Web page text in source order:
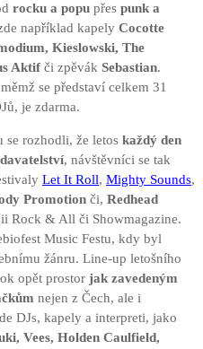
rocku a popu přes punk a
například kapely Cocotte
Kieslowski, The
Aktif či zpěvák Sebastian.
se představí celkem 31
je zdarma.
se rozhodli, že letos každý den
, návštěvníci se tak
Let It Roll, Mighty Sounds,
Promotion či, Redhead
Rock & All či Showmagazine.
Music Festu, kdy byl
žánru. Line-up letošního
opět prostor jak zavedeným
nejen z Čech, ale i
DJs, kapely a interpreti, jako
Vees, Holden Caulfield,